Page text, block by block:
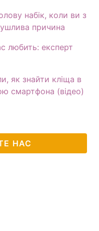
набік, коли ви з
причина
любить: експерт
як знайти кліща в
смартфона (відео)
НАС